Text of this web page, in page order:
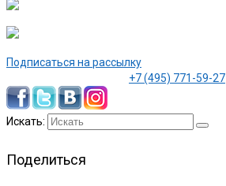
Подписаться на рассылку
+7 (495) 771-59-27
Искать:
Поделиться